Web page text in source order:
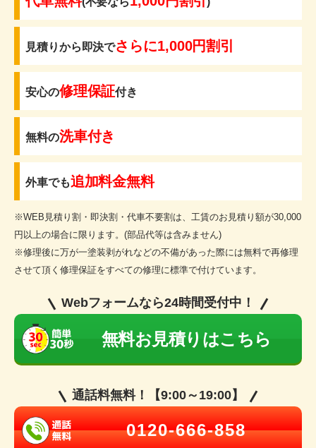
見積りから即決でさらに1,000円割引
安心の修理保証付き
無料の洗車付き
外車でも追加料金無料
※WEB見積り割・即決割・代車不要割は、工賃のお見積り額が30,000
円以上の場合に限ります。(部品代等は含みません)
※修理後に万が一塗装剥がれなどの不備があった際には無料で再修理
させて頂く修理保証をすべての修理に標準で付けています。
Webフォームなら24時間受付中！
無料お見積りはこちら
通話料無料！【9:00～19:00】
0120-666-858